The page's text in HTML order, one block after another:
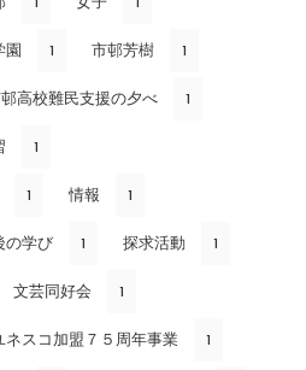
園 1 市邨芳樹 1
高校難民支援の夕べ 1
1
1 情報 1
の学び 1 探求活動 1
文芸同好会 1
ネスコ加盟７５周年事業 1